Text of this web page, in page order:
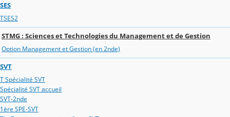
SES
TSES2
STMG : Sciences et Technologies du Management et de Gestion
Option Management et Gestion (en 2nde)
SVT
T Spécialité SVT
Spécialité SVT accueil
SVT-2nde
1ère SPE-SVT